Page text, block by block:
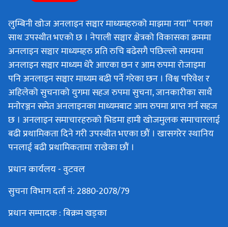
लुम्बिनी खोज अनलाइन सञ्चार माध्यमहरुको माझमा नया“ पनका
साथ उपस्थीत भएको छ । नेपाली सञ्चार क्षेत्रको विकासका क्रममा
अनलाइन सञ्चार माध्यमहरु प्रति रुचि बढेसगै पछिल्लो समयमा
अनलाइन सञ्चार माध्यम धेरै आएका छन र आम रुपमा रोजाइमा
पनि अनलाइन सञ्चार माध्यम बढी पर्ने गरेका छन । विश्व परिवेश र
अहिलेको सुचनाको युगमा सहज रुपमा सुचना, जानकारीका साथै
मनोरञ्जन समेत अनलाइनका माध्यमबाट आम रुपमा प्राप्त गर्न सहज
छ । अनलाइन समाचारहरुको भिडमा हामी खोजमुलक समाचारलाई
बढी प्रथामिकता दिने गरी उपस्थीत भएका छौं । खासगरेर स्थानिय
पनलाई बढी प्रथामिकतामा राखेका छौं ।
प्रधान कार्यलय - वुटवल
सुचना विभाग दर्ता नं: 2880-2078/79
प्रधान सम्पादक : बिक्रम खड्का